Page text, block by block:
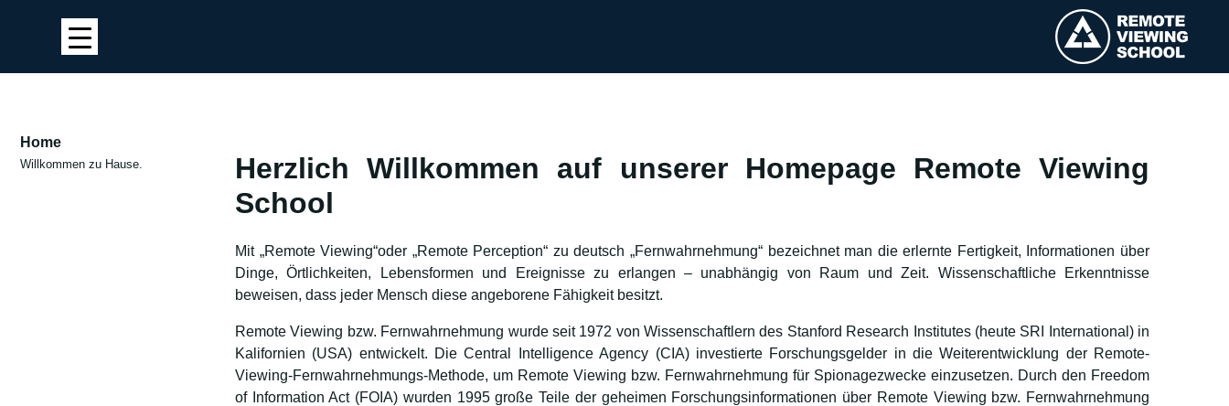
Home
Willkommen zu Hause.
Herzlich Willkommen auf unserer Homepage Remote Viewing
School
Mit „Remote Viewing“oder „Remote Perception“ zu deutsch „Fernwahrnehmung“ bezeichnet man die erlernte Fertigkeit, Informationen über
Dinge, Örtlichkeiten, Lebensformen und Ereignisse zu erlangen – unabhängig von Raum und Zeit. Wissenschaftliche Erkenntnisse
beweisen, dass jeder Mensch diese angeborene Fähigkeit besitzt.
Remote Viewing bzw. Fernwahrnehmung wurde seit 1972 von Wissenschaftlern des Stanford Research Institutes (heute SRI International) in
Kalifornien (USA) entwickelt. Die Central Intelligence Agency (CIA) investierte Forschungsgelder in die Weiterentwicklung der Remote-
Viewing-Fernwahrnehmungs-Methode, um Remote Viewing bzw. Fernwahrnehmung für Spionagezwecke einzusetzen. Durch den Freedom
of Information Act (FOIA) wurden 1995 große Teile der geheimen Forschungsinformationen über Remote Viewing bzw. Fernwahrnehmung